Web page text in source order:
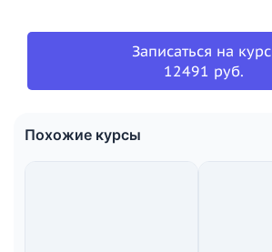
Записаться на курс
12491 руб.
Похожие курсы